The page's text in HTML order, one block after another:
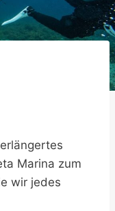
Marina zum
wir jedes